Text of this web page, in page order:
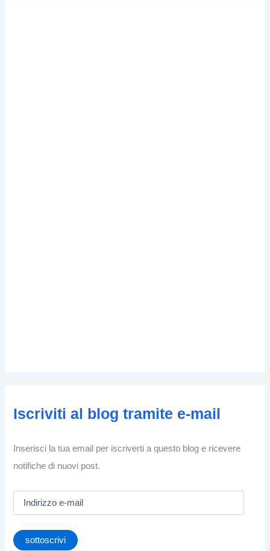
Iscriviti al blog tramite e-mail
Inserisci la tua email per iscriverti a questo blog e ricevere
notifiche di nuovi post.
i
r
sottoscrivi